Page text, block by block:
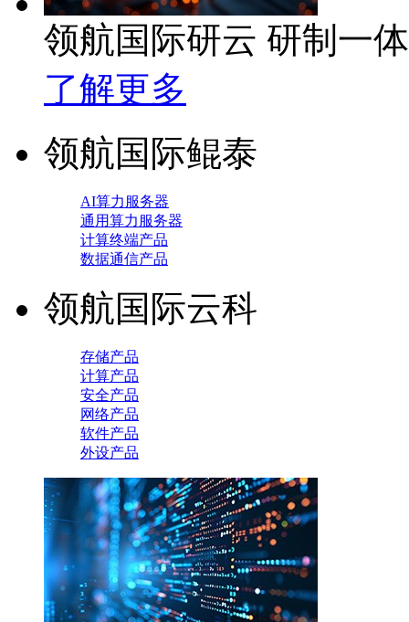
领航国际研云 研制一
了解更多
领航国际鲲泰
AI算力服务器
通用算力服务器
计算终端产品
数据通信产品
领航国际云科
存储产品
计算产品
安全产品
网络产品
软件产品
外设产品